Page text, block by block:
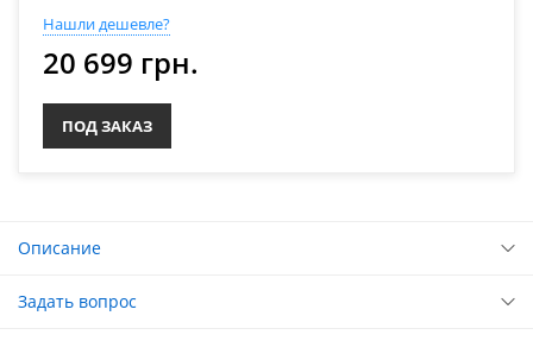
Нашли дешевле?
20 699 грн.
ПОД ЗАКАЗ
Описание
Задать вопрос